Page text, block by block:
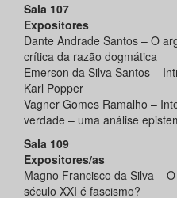
Sala 107
Expositores
Dante Andrade Santos – O
crítica da razão dogmática
Emerson da Silva Santos –
Karl Popper
Vagner Gomes Ramalho –
verdade – uma análise
Sala 109
Expositores/as
Magno Francisco da Silva –
século XXI é fascismo?